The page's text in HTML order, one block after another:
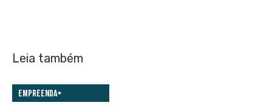
Leia também
Empreenda+